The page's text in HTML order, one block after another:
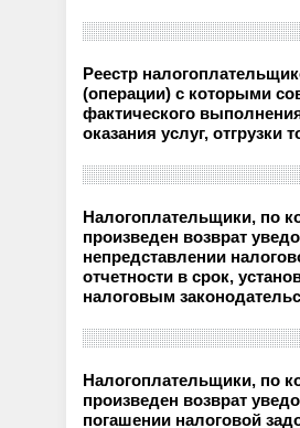
Реестр
(операции) с которыми
фактического
оказания услуг, отгрузки
Налогоплательщики, по
произведен возврат
непредставлении
отчетности в срок,
налоговым
Налогоплательщики, по
произведен возврат
погашении налоговой